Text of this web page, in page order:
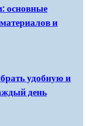
основные
и
удобную и
день